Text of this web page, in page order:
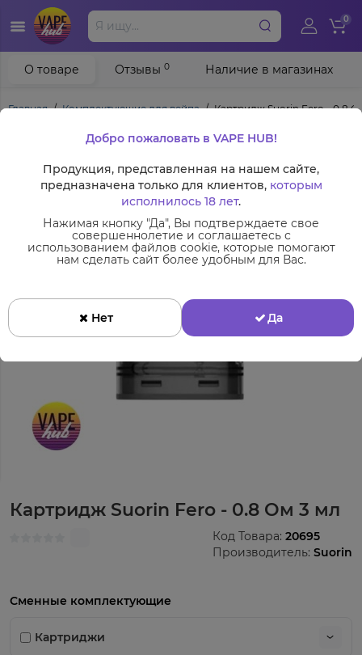
0
Главная Комплектующие для вейпа Картридж Suorin Fero - 0.8
Картридж Suorin Fero - 0.8 Ом 3 мл
Производитель: Suorin
Код Товара: 20695
Сменные комплектующие
Картриджи
О товаре Отзывы 0 Наличие в магазинах
Добро пожаловать в VAPE HUB!
Продукция, представленная на нашем сайте,
предназначена только для клиентов, которым
исполнилось 18 лет.
Нажимая кнопку "Да", Вы подтверждаете свое
совершеннолетие и соглашаетесь с
использованием файлов cookie, которые помогают
нам сделать сайт более удобным для Вас.
Нет Да